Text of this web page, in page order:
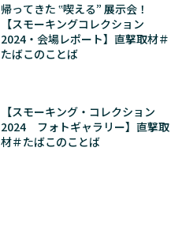
帰ってきた ‟喫える” 展示会！
【スモーキングコレクション
2024・会場レポート】直撃取材＃
たばこのことば
【スモーキング・コレクション
2024 フォトギャラリー】直撃取
材＃たばこのことば